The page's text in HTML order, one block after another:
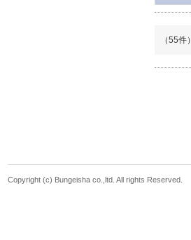
（55件）
Copyright (c) Bungeisha co.,ltd. All rights Reserved.